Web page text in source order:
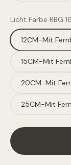
Licht Farbe RBG
12CM-Mit
15CM-Mit
20CM-Mit
25CM-Mit